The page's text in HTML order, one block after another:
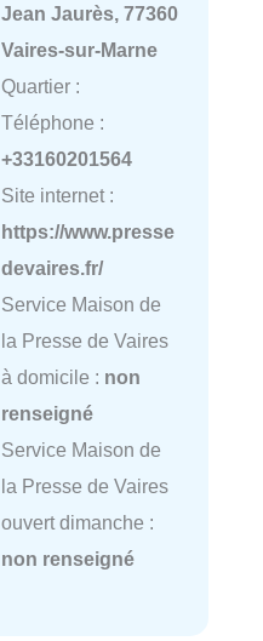
Jean Jaurès, 77360
Vaires-sur-Marne
Quartier :
Téléphone :
+33160201564
Site internet :
https://www.presse
devaires.fr/
Service Maison de
la Presse de Vaires
à domicile : non
renseigné
Service Maison de
la Presse de Vaires
ouvert dimanche :
non renseigné